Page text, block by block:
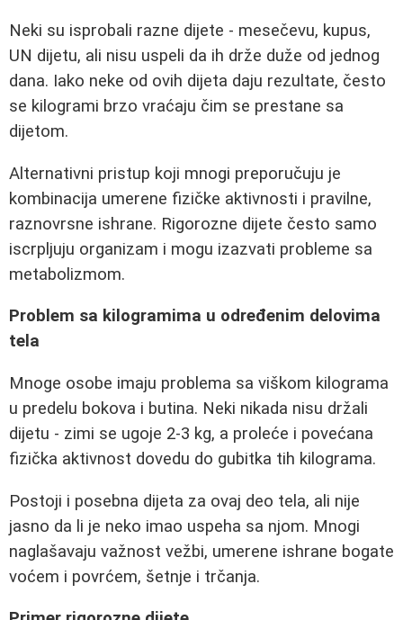
Neki su isprobali razne dijete - mesečevu, kupus,
UN dijetu, ali nisu uspeli da ih drže duže od jednog
dana. Iako neke od ovih dijeta daju rezultate, često
se kilogrami brzo vraćaju čim se prestane sa
dijetom.
Alternativni pristup koji mnogi preporučuju je
kombinacija umerene fizičke aktivnosti i pravilne,
raznovrsne ishrane. Rigorozne dijete često samo
iscrpljuju organizam i mogu izazvati probleme sa
metabolizmom.
Problem sa kilogramima u određenim delovima
tela
Mnoge osobe imaju problema sa viškom kilograma
u predelu bokova i butina. Neki nikada nisu držali
dijetu - zimi se ugoje 2-3 kg, a proleće i povećana
fizička aktivnost dovedu do gubitka tih kilograma.
Postoji i posebna dijeta za ovaj deo tela, ali nije
jasno da li je neko imao uspeha sa njom. Mnogi
naglašavaju važnost vežbi, umerene ishrane bogate
voćem i povrćem, šetnje i trčanja.